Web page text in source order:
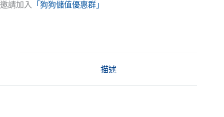
邀請加入 「狗狗儲值優惠群」
描述